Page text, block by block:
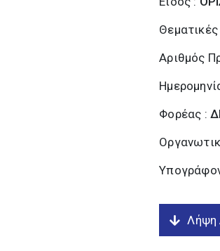
Αριθμός
Φορέας :
Λήψη